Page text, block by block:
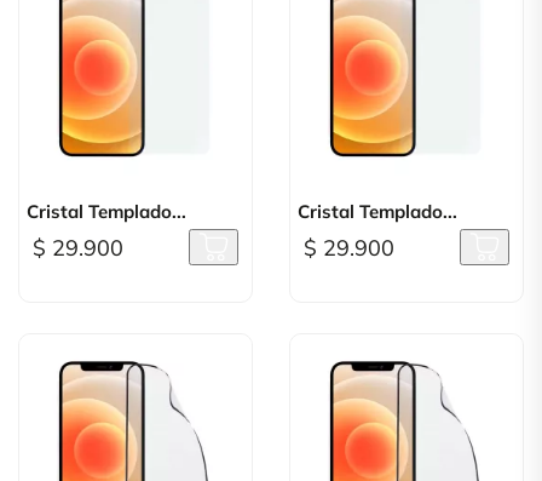
Cristal Templado...
$ 29.900
Cristal Templado...
$ 29.900